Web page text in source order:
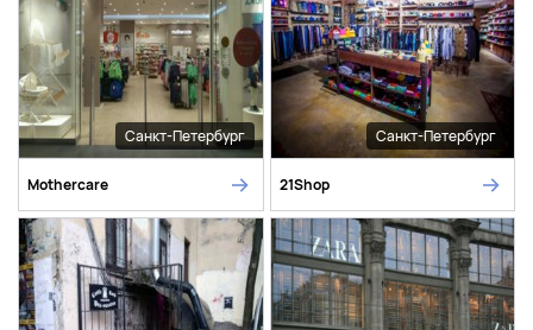
Санкт-Петербург
Mothercare
Санкт-Петербург
21Shop